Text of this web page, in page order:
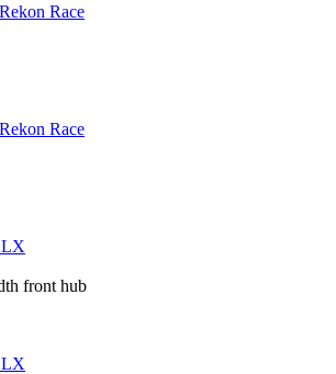
Race
Race
front hub